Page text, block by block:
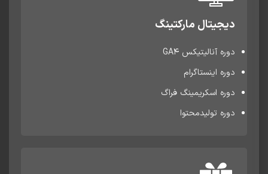
دیجیتال مارکتینگ
دوره آنالیتیکس GA4
دوره اینستاگرام
دوره اسکریمینگ فراگ
دوره تولیدمحتوا